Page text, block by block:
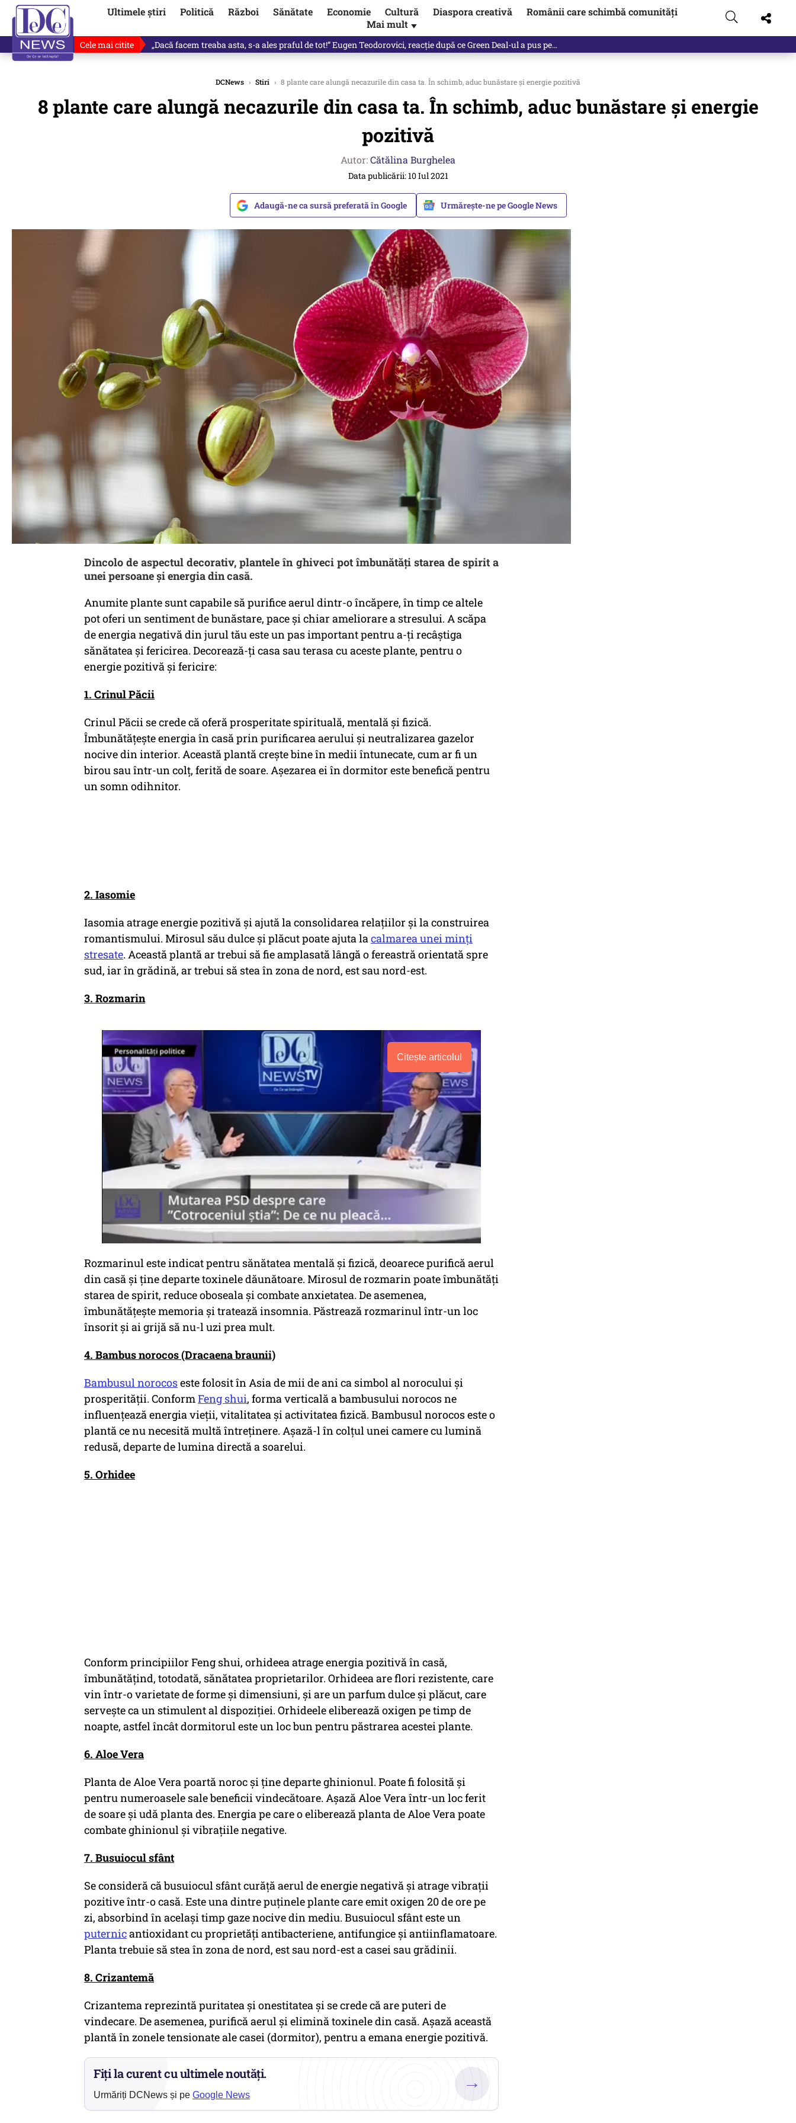
Ultimele știri Politică Război Sănătate Economie Cultură Diaspora creativă
Românii care schimbă comunități
Mai mult ▼
Cele mai citite Victor Ponta, anunț despre noul partid și viitorul său politic / video
DCNews › Stiri › 8 plante care alungă necazurile din casa ta. În schimb, aduc bunăstare și energie pozitivă
8 plante care alungă necazurile din casa ta. În schimb, aduc bunăstare și energie
pozitivă
Autor:Cătălina Burghelea
Data publicării: 10 Iul 2021
Adaugă-ne ca sursă preferată în Google Urmărește-ne pe Google News
Dincolo de aspectul decorativ, plantele în ghiveci pot îmbunătăți starea de spirit a
unei persoane și energia din casă.
Anumite plante sunt capabile să purifice aerul dintr-o încăpere, în timp ce altele
pot oferi un sentiment de bunăstare, pace și chiar ameliorare a stresului. A scăpa
de energia negativă din jurul tău este un pas important pentru a-ți recâștiga
sănătatea și fericirea. Decorează-ți casa sau terasa cu aceste plante, pentru o
energie pozitivă și fericire:
1. Crinul Păcii
Crinul Păcii se crede că oferă prosperitate spirituală, mentală și fizică.
Îmbunătățește energia în casă prin purificarea aerului și neutralizarea gazelor
nocive din interior. Această plantă crește bine în medii întunecate, cum ar fi un
birou sau într-un colț, ferită de soare. Așezarea ei în dormitor este benefică pentru
un somn odihnitor.
2. Iasomie
Iasomia atrage energie pozitivă și ajută la consolidarea relațiilor și la construirea
romantismului. Mirosul său dulce și plăcut poate ajuta lacalmarea unei minți
stresate. Această plantă ar trebui să fie amplasată lângă o fereastră orientată spre
sud, iar în grădină, ar trebui să stea în zona de nord, est sau nord-est.
3. Rozmarin
Citește articolul
Rozmarinul este indicat pentru sănătatea mentală și fizică, deoarece purifică aerul
din casă și ține departe toxinele dăunătoare. Mirosul de rozmarin poate îmbunătăți
starea de spirit, reduce oboseala și combate anxietatea. De asemenea,
îmbunătățește memoria și tratează insomnia. Păstrează rozmarinul într-un loc
însorit și ai grijă să nu-l uzi prea mult.
4. Bambus norocos (Dracaena braunii)
Bambusul norocoseste folosit în Asia de mii de ani ca simbol al norocului și
prosperității. ConformFeng shui, forma verticală a bambusului norocos ne
influențează energia vieții, vitalitatea și activitatea fizică. Bambusul norocos este o
plantă ce nu necesită multă întreținere. Așază-l în colțul unei camere cu lumină
redusă, departe de lumina directă a soarelui.
5. Orhidee
Conform principiilor Feng shui, orhideea atrage energia pozitivă în casă,
îmbunătățind, totodată, sănătatea proprietarilor. Orhideea are flori rezistente, care
vin într-o varietate de forme și dimensiuni, și are un parfum dulce și plăcut, care
servește ca un stimulent al dispoziției. Orhideele eliberează oxigen pe timp de
noapte, astfel încât dormitorul este un loc bun pentru păstrarea acestei plante.
6. Aloe Vera
Planta de Aloe Vera poartă noroc și ține departe ghinionul. Poate fi folosită și
pentru numeroasele sale beneficii vindecătoare. Așază Aloe Vera într-un loc ferit
de soare și udă planta des. Energia pe care o eliberează planta de Aloe Vera poate
combate ghinionul și vibrațiile negative.
7. Busuiocul sfânt
Se consideră că busuiocul sfânt curăță aerul de energie negativă și atrage vibrații
pozitive într-o casă. Este una dintre puținele plante care emit oxigen 20 de ore pe
zi, absorbind în același timp gaze nocive din mediu. Busuiocul sfânt este un
puternicantioxidant cu proprietăți antibacteriene, antifungice și antiinflamatoare.
Planta trebuie să stea în zona de nord, est sau nord-est a casei sau grădinii.
8. Crizantemă
Crizantema reprezintă puritatea și onestitatea și se crede că are puteri de
vindecare. De asemenea, purifică aerul și elimină toxinele din casă. Așază această
plantă în zonele tensionate ale casei (dormitor), pentru a emana energie pozitivă.
Fiți la curent cu ultimele noutăți.
Urmăriți DCNews și pe Google News
→